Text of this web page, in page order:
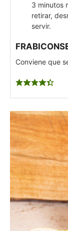
3 minutos
retirar,
servir.
Conviene que